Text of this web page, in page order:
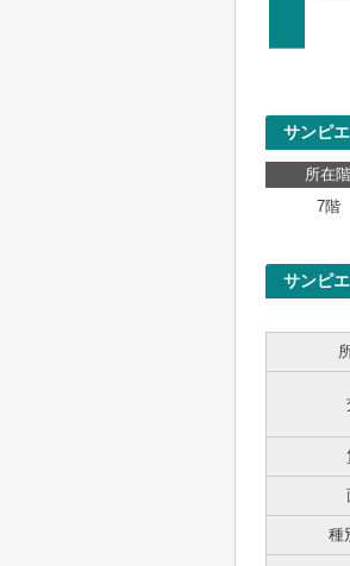
サンピ
所在階
7階
サンピ
種